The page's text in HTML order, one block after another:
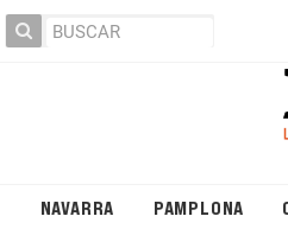
NAVARRA PAMPLONA